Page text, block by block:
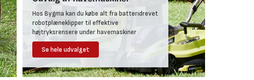
Hos Bygma kan du købe alt fra batteridrevet
robotplæneklipper til effektive
højtryksrensere under havemaskiner
Se hele udvalget